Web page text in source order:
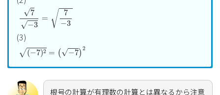
√7
√−3
= √ 7
−3
7−3
(3)
√(−7)2 = ( √−7)
2
−7)2= 7 2
左辺 = √−3√−7 = √3i√7i = −√21
= −3−7=3i7i=−21
根号の計算が有理数の計算とは異なるから注意